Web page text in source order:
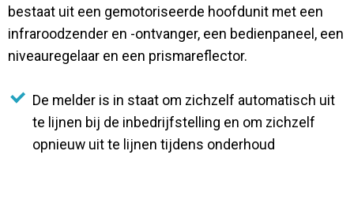
bestaat uit een gemotoriseerde hoofdunit met een
infraroodzender en -ontvanger, een bedienpaneel, een
niveauregelaar en een prismareflector.
De melder is in staat om zichzelf automatisch uit
te lijnen bij de inbedrijfstelling en om zichzelf
opnieuw uit te lijnen tijdens onderhoud